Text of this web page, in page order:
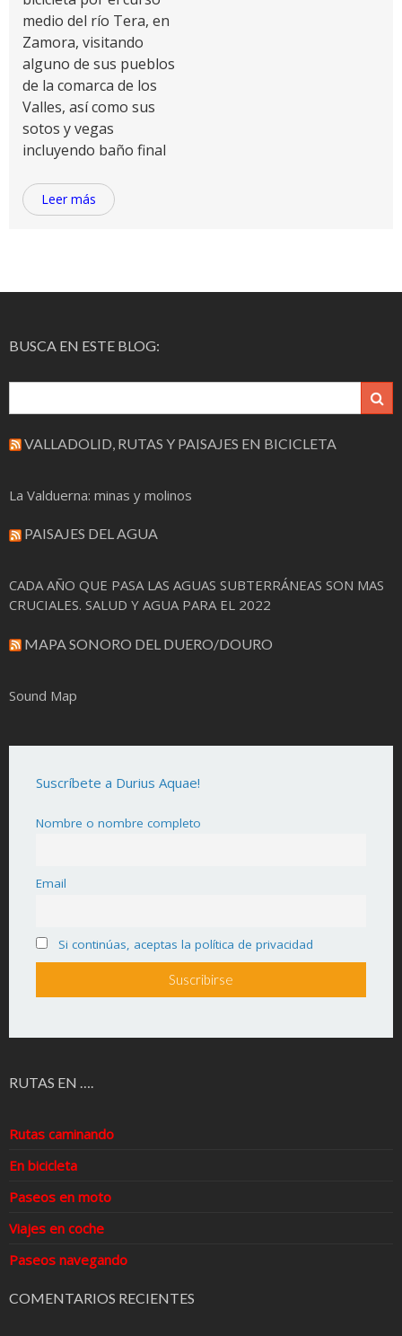
medio del río Tera, en
Zamora, visitando
alguno de sus pueblos
de la comarca de los
Valles, así como sus
sotos y vegas
incluyendo baño final
Leer más
BUSCA EN ESTE BLOG:
VALLADOLID, RUTAS Y PAISAJES EN BICICLETA
La Valduerna: minas y molinos
PAISAJES DEL AGUA
CADA AÑO QUE PASA LAS AGUAS SUBTERRÁNEAS SON MAS
CRUCIALES. SALUD Y AGUA PARA EL 2022
MAPA SONORO DEL DUERO/DOURO
Sound Map
Suscríbete a Durius Aquae!
Nombre o nombre completo
Email
Si continúas, aceptas la política de privacidad
RUTAS EN ….
Rutas caminando
En bicicleta
Paseos en moto
Viajes en coche
Paseos navegando
COMENTARIOS RECIENTES